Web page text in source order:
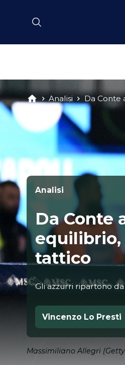
Analisi Da Conte
Analisi
Da Conte
equilibrio,
tattico
Gli azzurri ripartono
Vincenzo Lo Presti
Massimiliano Allegri